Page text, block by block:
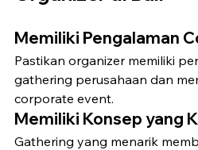
Memiliki Pengalaman
Pastikan organizer memiliki
gathering perusahaan dan
corporate event.
Memiliki Konsep yang
Gathering yang menarik